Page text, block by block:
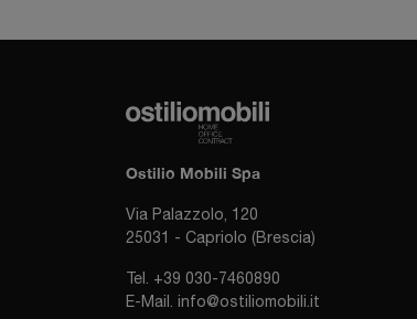
Ostilio Mobili Spa
Via Palazzolo, 120
25031 - Capriolo (Brescia)
Tel. +39 030-7460890
E-Mail. info@ostiliomobili.it